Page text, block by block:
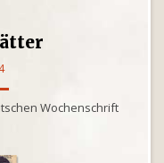
Wochenschrift